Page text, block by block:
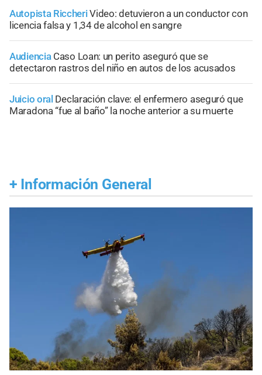
Autopista RiccheriVideo: detuvieron a un conductor con
licencia falsa y 1,34 de alcohol en sangre
Audiencia Caso Loan: un perito aseguró que se
detectaron rastros del niño en autos de los acusados
Juicio oral Declaración clave: el enfermero aseguró que
Maradona “fue al baño” la noche anterior a su muerte
+ Información General